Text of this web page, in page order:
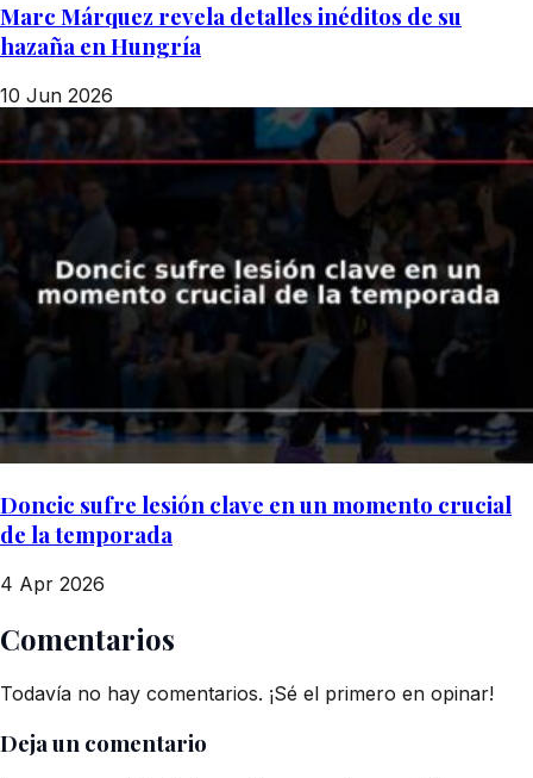
Marc Márquez revela detalles inéditos de su
hazaña en Hungría
10 Jun 2026
Doncic sufre lesión clave en un momento crucial
de la temporada
4 Apr 2026
Comentarios
Todavía no hay comentarios. ¡Sé el primero en opinar!
Deja un comentario